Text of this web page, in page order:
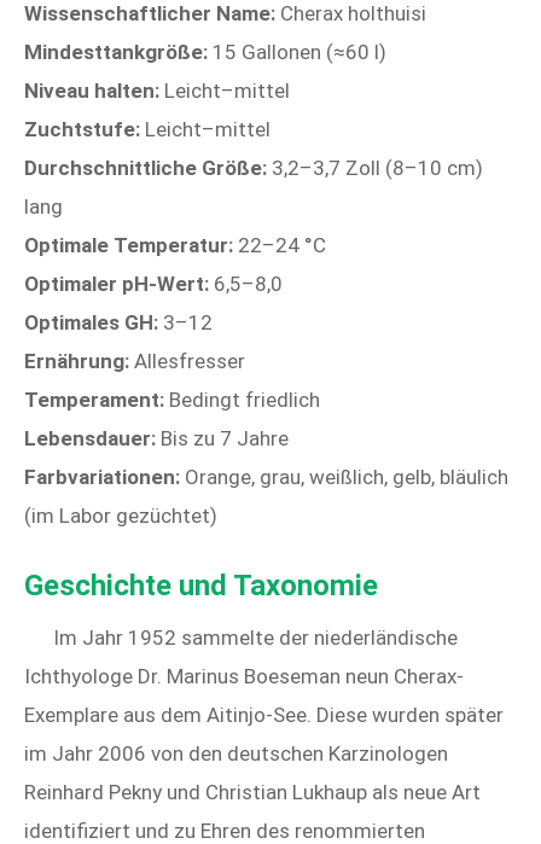
Wissenschaftlicher Name: Cherax holthuisi
Mindesttankgröße: 15 Gallonen (≈60 l)
Niveau halten: Leicht–mittel
Zuchtstufe: Leicht–mittel
Durchschnittliche Größe: 3,2–3,7 Zoll (8–10 cm)
lang
Optimale Temperatur: 22–24 °C
Optimaler pH-Wert: 6,5–8,0
Optimales GH: 3–12
Ernährung: Allesfresser
Temperament: Bedingt friedlich
Lebensdauer: Bis zu 7 Jahre
Farbvariationen: Orange, grau, weißlich, gelb, bläulich
(im Labor gezüchtet)
Geschichte und Taxonomie
Im Jahr 1952 sammelte der niederländische
Ichthyologe Dr. Marinus Boeseman neun Cherax-
Exemplare aus dem Aitinjo-See. Diese wurden später
im Jahr 2006 von den deutschen Karzinologen
Reinhard Pekny und Christian Lukhaup als neue Art
identifiziert und zu Ehren des renommierten